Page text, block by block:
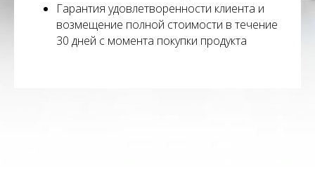
Гарантия удовлетворенности клиента и
возмещение полной стоимости в течение
30 дней с момента покупки продукта